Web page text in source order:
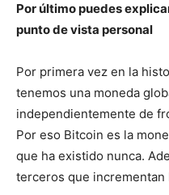
Por último puedes
punto de vista personal
Por primera vez en la
tenemos una moneda
independientemente de
Por eso Bitcoin es la
que ha existido nunca.
terceros que incrementan